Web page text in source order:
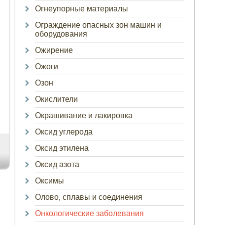
Огнеупорные материалы
Ограждение опасных зон машин и
оборудования
Ожирение
Ожоги
Озон
Окислители
Окрашивание и лакировка
Оксид углерода
Оксид этилена
Оксид азота
Оксимы
Олово, сплавы и соединения
Онкологические заболевания